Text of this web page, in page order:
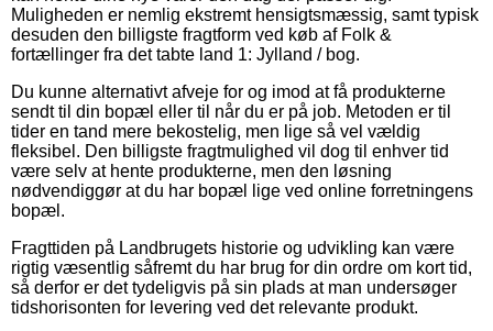
Muligheden er nemlig ekstremt hensigtsmæssig, samt typisk
desuden den billigste fragtform ved køb af Folk &
fortællinger fra det tabte land 1: Jylland / bog.
Du kunne alternativt afveje for og imod at få produkterne
sendt til din bopæl eller til når du er på job. Metoden er til
tider en tand mere bekostelig, men lige så vel vældig
fleksibel. Den billigste fragtmulighed vil dog til enhver tid
være selv at hente produkterne, men den løsning
nødvendiggør at du har bopæl lige ved online forretningens
bopæl.
Fragttiden på Landbrugets historie og udvikling kan være
rigtig væsentlig såfremt du har brug for din ordre om kort tid,
så derfor er det tydeligvis på sin plads at man undersøger
tidshorisonten for levering ved det relevante produkt.